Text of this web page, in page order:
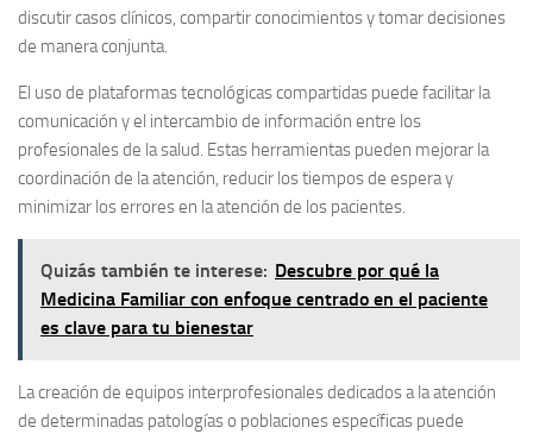
discutir casos clínicos, compartir conocimientos y tomar decisiones
de manera conjunta.
El uso de plataformas tecnológicas compartidas puede facilitar la
comunicación y el intercambio de información entre los
profesionales de la salud. Estas herramientas pueden mejorar la
coordinación de la atención, reducir los tiempos de espera y
minimizar los errores en la atención de los pacientes.
Quizás también te interese: Descubre por qué la
Medicina Familiar con enfoque centrado en el paciente
es clave para tu bienestar
La creación de equipos interprofesionales dedicados a la atención
de determinadas patologías o poblaciones específicas puede